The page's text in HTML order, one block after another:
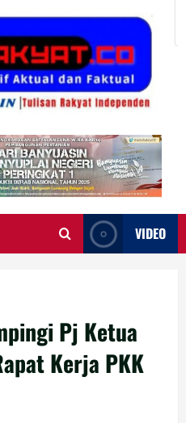
VIDEO
Pj Ketua
Kerja PKK